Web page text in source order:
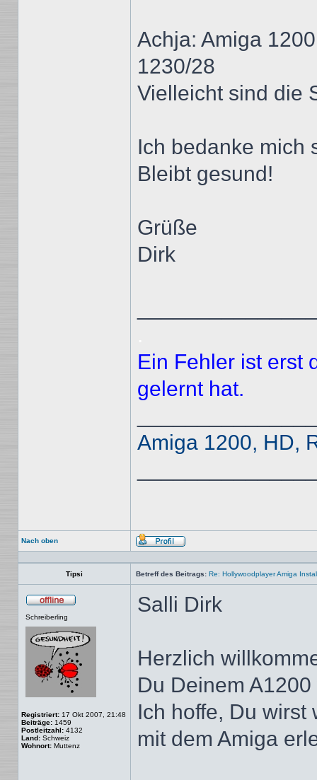
Achja: Amiga
1230/28
Vielleicht sind die
Ich bedanke mich
Bleibt gesund!
Grüße
Dirk
Ein Fehler ist erst
gelernt hat.
Amiga 1200, HD,
Nach oben
Profil
Tipsi Betreff des Beitrags: Re: Hollywoodplayer Amiga
Schreiberling
Registriert: 17 Okt 2007, 21:48
Beiträge: 1459
Postleitzahl: 4132
Land: Schweiz
Wohnort: Muttenz
Salli Dirk
Herzlich
Du Deinem
Ich hoffe, Du
mit dem Amiga